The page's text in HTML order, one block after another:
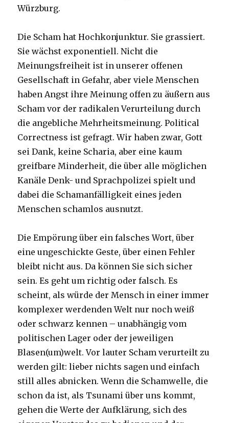
Würzburg.
Die Scham hat Hochkonjunktur. Sie grassiert.
Sie wächst exponentiell. Nicht die
Meinungsfreiheit ist in unserer offenen
Gesellschaft in Gefahr, aber viele Menschen
haben Angst ihre Meinung offen zu äußern aus
Scham vor der radikalen Verurteilung durch
die angebliche Mehrheitsmeinung. Political
Correctness ist gefragt. Wir haben zwar, Gott
sei Dank, keine Scharia, aber eine kaum
greifbare Minderheit, die über alle möglichen
Kanäle Denk- und Sprachpolizei spielt und
dabei die Schamanfälligkeit eines jeden
Menschen schamlos ausnutzt.
Die Empörung über ein falsches Wort, über
eine ungeschickte Geste, über einen Fehler
bleibt nicht aus. Da können Sie sich sicher
sein. Es geht um richtig oder falsch. Es
scheint, als würde der Mensch in einer immer
komplexer werdenden Welt nur noch weiß
oder schwarz kennen – unabhängig vom
politischen Lager oder der jeweiligen
Blasen(um)welt. Vor lauter Scham verurteilt zu
werden gilt: lieber nichts sagen und einfach
still alles abnicken. Wenn die Schamwelle, die
schon da ist, als Tsunami über uns kommt,
gehen die Werte der Aufklärung, sich des